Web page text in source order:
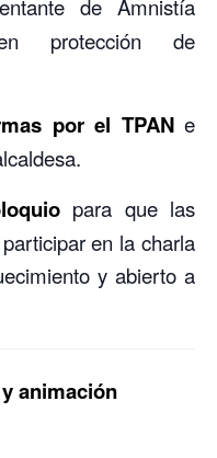
de Amnistía
protección de
por el TPANe
para que las
en la charla
y abierto a
animación